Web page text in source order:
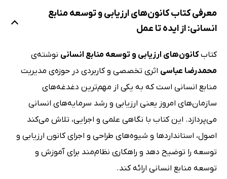
معرفی کتاب کانون‌های ارزیابی و توسعه منابع
انسانی: از ایده تا عمل
کتابکانون‌های ارزیابی و توسعه منابع انسانی نوشته‌ی
محمدرضا عباسی اثری تخصصی و کاربردی در حوزه‌ی مدیریت
منابع انسانی است که به یکی از مهم‌ترین دغدغه‌های
سازمان‌های امروز یعنی ارزیابی و رشد سرمایه‌های انسانی
می‌پردازد. این کتاب با نگاهی علمی و اجرایی، تلاش می‌کند
اصول، استانداردها و شیوه‌های طراحی و اجرای کانون ارزیابی و
توسعه را توضیح دهد و راهکاری نظام‌مند برای آموزش و
توسعه منابع انسانی ارائه کند.